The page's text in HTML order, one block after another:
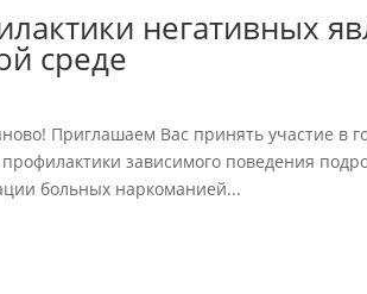
негативных
среде
Приглашаем Вас принять участие в
зависимого поведения
больных наркоманией...